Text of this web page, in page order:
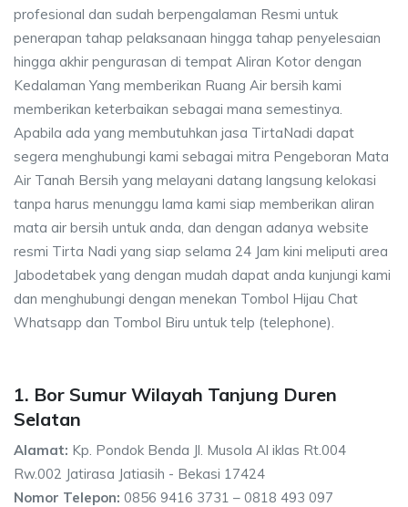
profesional dan sudah berpengalaman Resmi untuk
penerapan tahap pelaksanaan hingga tahap penyelesaian
hingga akhir pengurasan di tempat Aliran Kotor dengan
Kedalaman Yang memberikan Ruang Air bersih kami
memberikan keterbaikan sebagai mana semestinya.
Apabila ada yang membutuhkan jasa TirtaNadi dapat
segera menghubungi kami sebagai mitra Pengeboran Mata
Air Tanah Bersih yang melayani datang langsung kelokasi
tanpa harus menunggu lama kami siap memberikan aliran
mata air bersih untuk anda, dan dengan adanya website
resmi Tirta Nadi yang siap selama 24 Jam kini meliputi area
Jabodetabek yang dengan mudah dapat anda kunjungi kami
dan menghubungi dengan menekan Tombol Hijau Chat
Whatsapp dan Tombol Biru untuk telp (telephone).
1. Bor Sumur Wilayah Tanjung Duren
Selatan
Alamat: Kp. Pondok Benda Jl. Musola Al iklas Rt.004
Rw.002 Jatirasa Jatiasih - Bekasi 17424
Nomor Telepon: 0856 9416 3731 – 0818 493 097